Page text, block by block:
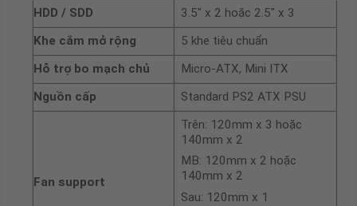
HDD / SDD
3.5″ x 2 hoặc 2.5″ x 3
Khe cắm mở rộng
5 khe tiêu chuẩn
Hỗ trợ bo mạch chủ
Micro-ATX, Mini ITX
Nguồn cấp
Standard PS2 ATX PSU
Fan support
Trên: 120mm x 3 hoặc
140mm x 2
MB: 120mm x 2 hoặc
140mm x 2
Sau: 120mm x 1